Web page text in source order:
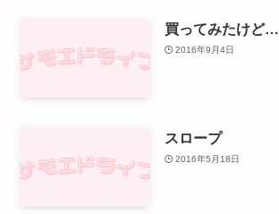
買ってみたけど…
2016年9月4日
スロープ
2016年5月18日